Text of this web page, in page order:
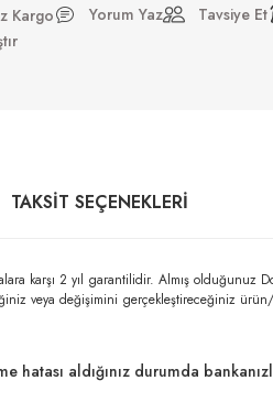
Kargo Yorum Yaz Tavsiye Et
TAKSIT SEÇENEKLERI
karşı 2 yıl garantilidir. Almış
veya değişimini gerçekleştireceğiniz
hatası aldığınız durumda